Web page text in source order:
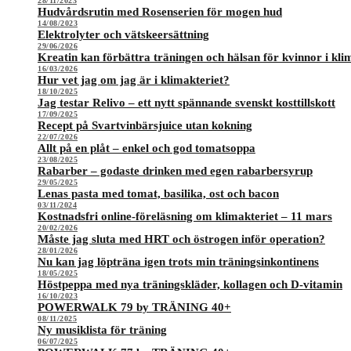
Hudvårdsrutin med Rosenserien för mogen hud
14/08/2023
Elektrolyter och vätskeersättning
29/06/2026
Kreatin kan förbättra träningen och hälsan för kvinnor i
16/03/2026
Hur vet jag om jag är i klimakteriet?
18/10/2025
Jag testar Relivo – ett nytt spännande svenskt kosttillskott
17/09/2025
Recept på Svartvinbärsjuice utan kokning
22/07/2026
Allt på en plåt – enkel och god tomatsoppa
23/08/2025
Rabarber – godaste drinken med egen rabarbersyrup
29/05/2025
Lenas pasta med tomat, basilika, ost och bacon
03/11/2024
Kostnadsfri online-föreläsning om klimakteriet – 11 mars
20/02/2026
Måste jag sluta med HRT och östrogen inför operation?
28/01/2026
Nu kan jag löpträna igen trots min träningsinkontinens
18/05/2025
Höstpeppa med nya träningskläder, kollagen och D-vitamin
16/10/2023
POWERWALK 79 by TRÄNING 40+
08/11/2025
Ny musiklista för träning
06/07/2025